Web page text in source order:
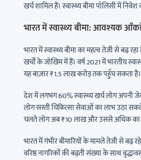
खर्च शामिल हैं। स्वास्थ्य बीमा पॉलिसी में
भारत में स्वास्थ्य बीमा: आवश्यक
भारत में स्वास्थ्य बीमा का महत्व तेजी से बढ़
खर्चों के जोखिम में हैं। वर्ष 2021 में भारतीय
यह बाज़ार ₹1.5 लाख करोड़ तक पहुँच सकता है।
देश में लगभग 60% स्वास्थ्य खर्च लोग अपनी
लोग सस्ती चिकित्सा सेवाओं का लाभ उठा
चलते लोग अब ₹10 लाख और उससे अधिक का
भारत में गंभीर बीमारियों के मामले तेजी से बढ़
वरिष्ठ नागरिकों की बढ़ती संख्या के साथ